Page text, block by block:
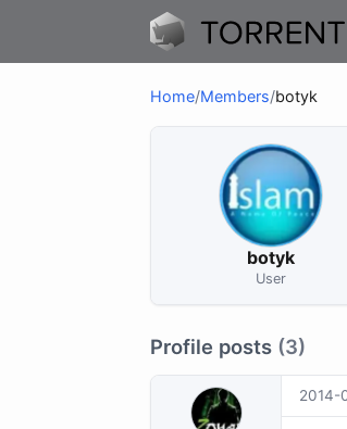
Home/Members/botyk
botyk
User
Profile posts (3)
2014-